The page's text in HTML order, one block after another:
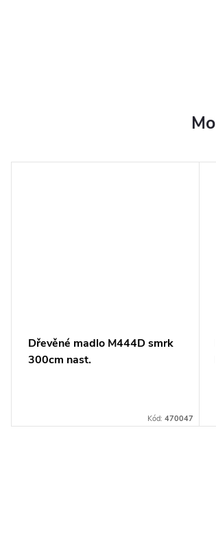
Dřevěné madlo M444D smrk
300cm nast.
Kód: 470047